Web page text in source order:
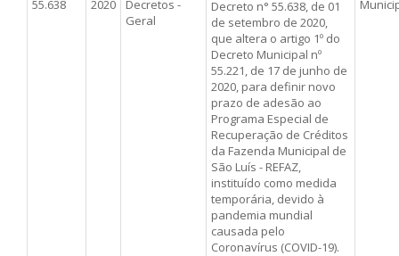
55.638 2020
Decretos -
Geral
Decreto n° 55.638, de 01
de setembro de 2020,
que altera o artigo 1º do
Decreto Municipal nº
55.221, de 17 de junho de
2020, para definir novo
prazo de adesão ao
Programa Especial de
Recuperação de Créditos
da Fazenda Municipal de
São Luís - REFAZ,
instituído como medida
temporária, devido à
pandemia mundial
causada pelo
Coronavírus (COVID-19).